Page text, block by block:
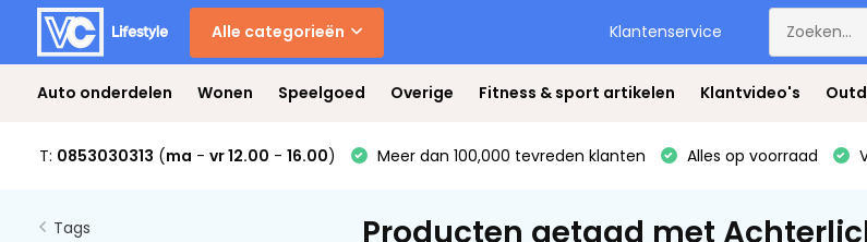
Alle categorieën Klantenservice
Auto onderdelen Wonen Speelgoed Overige Fitness & sport artikelen Klantvideo's
T: 0853030313 (ma - vr 12.00 - 16.00) Meer dan 100,000 tevreden klanten Alles op voorraad
Tags
Producten getagd met